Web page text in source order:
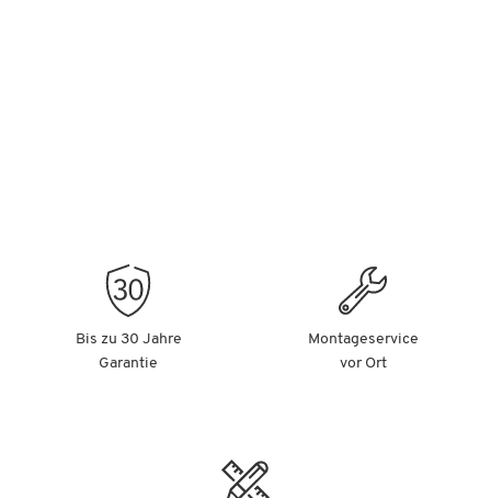
Bis zu 30 Jahre
Garantie
Montageservice
vor Ort